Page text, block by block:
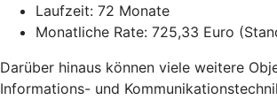
Laufzeit: 72 Monate
Monatliche Rate: 725,33 Euro
Darüber hinaus können viele weitere
Informations- und